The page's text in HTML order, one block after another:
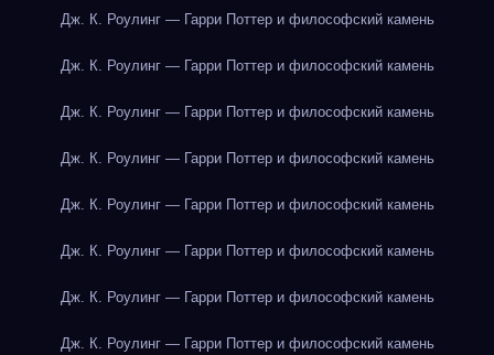
Дж. К. Роулинг — Гарри Поттер и философский камень
Дж. К. Роулинг — Гарри Поттер и философский камень
Дж. К. Роулинг — Гарри Поттер и философский камень
Дж. К. Роулинг — Гарри Поттер и философский камень
Дж. К. Роулинг — Гарри Поттер и философский камень
Дж. К. Роулинг — Гарри Поттер и философский камень
Дж. К. Роулинг — Гарри Поттер и философский камень
Дж. К. Роулинг — Гарри Поттер и философский камень